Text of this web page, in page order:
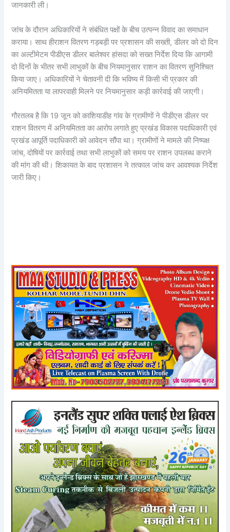
जानकारी ली।
जांच के दौरान अधिकारियों ने संबंधित पक्षों के बीच उत्पन्न विवाद का समाधान
कराया। साथ हीराशन वितरण गड़बड़ी पर प्रशासन की सख्ती, डीलर को दो दिन
का अल्टीमेटम पीडीएस डीलर बालेश्वर हांसदा को सख्त निर्देश दिया कि आगामी
दो दिनों के भीतर सभी लाभुकों के बीच नियमानुसार राशन का वितरण सुनिश्चित
किया जाए। अधिकारियों ने चेतावनी दी कि भविष्य में किसी भी प्रकार की
अनियमितता या लापरवाही मिलने पर नियमानुसार कड़ी कार्रवाई की जाएगी।
गौरतलब है कि 19 जून को काशियाडीह गांव के ग्रामीणों ने पीडीएस डीलर पर
राशन वितरण में अनियमितता का आरोप लगाते हुए प्रखंड विकास पदाधिकारी एवं
प्रखंड आपूर्ति पदाधिकारी को आवेदन सौंपा था। ग्रामीणों ने मामले की निष्पक्ष
जांच, दोषियों पर कार्रवाई तथा सभी लाभुकों को समय पर राशन उपलब्ध कराने
की मांग की थी। शिकायत के बाद प्रशासन ने तत्काल जांच कर आवश्यक निर्देश
जारी किए।